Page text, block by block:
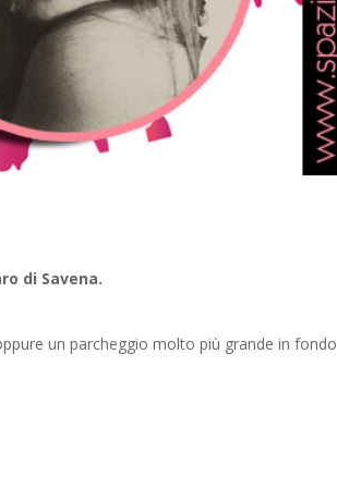
di Savena.
un parcheggio molto più grande in fondo